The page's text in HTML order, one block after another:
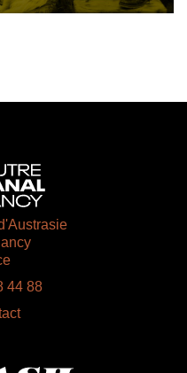
44 88